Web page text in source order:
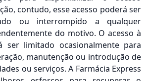
contudo, esse acesso poderá ser
ou interrompido a qualquer
do motivo. O acesso à
ser limitado ocasionalmente para
manutenção ou introdução de
ou serviços. A Farmácia Express